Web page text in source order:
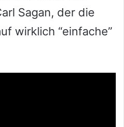
Sagan, der die
wirklich “einfache”